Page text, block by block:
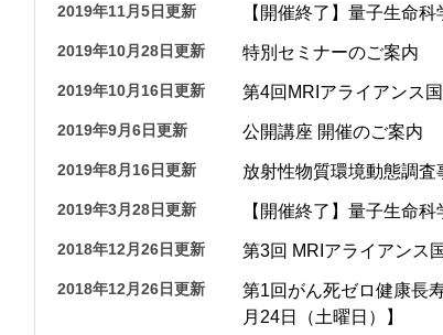
2019年11月5日更新 【開催終了】量子生命
2019年10月28日更新 特別セミナーのご案内
2019年10月16日更新 第4回MRIアライアンス
2019年9月6日更新 公開講座 開催のご案内
2019年8月16日更新 放射性物質環境動態調
2019年3月28日更新 【開催終了】量子生命
2018年12月26日更新 第3回 MRIアライアンス
2018年12月26日更新
第1回がん死ゼロ健康長
月24日（土曜日）】